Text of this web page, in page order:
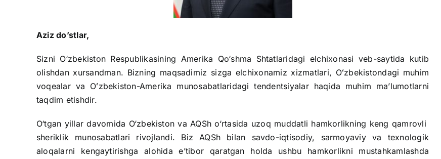
Aziz do’stlar,
Sizni O‘zbekiston Respublikasining Amerika Qo‘shma Shtatlaridagi elchixonasi veb-saytida kutib
olishdan xursandman. Bizning maqsadimiz sizga elchixonamiz xizmatlari, Oʻzbekistondagi muhim
voqealar va Oʻzbekiston-Amerika munosabatlaridagi tendentsiyalar haqida muhim maʼlumotlarni
taqdim etishdir.
O‘tgan yillar davomida O‘zbekiston va AQSh o‘rtasida uzoq muddatli hamkorlikning keng qamrovli
sheriklik munosabatlari rivojlandi. Biz AQSh bilan savdo-iqtisodiy, sarmoyaviy va texnologik
aloqalarni kengaytirishga alohida e’tibor qaratgan holda ushbu hamkorlikni mustahkamlashda